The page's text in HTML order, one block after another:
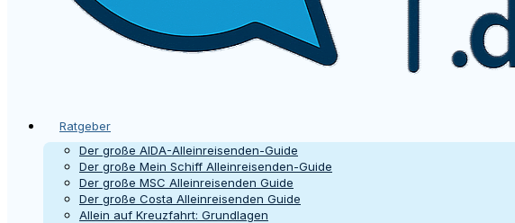
Ratgeber
Der große AIDA-Alleinreisenden-Guide
Der große Mein Schiff Alleinreisenden-Guide
Der große MSC Alleinreisenden Guide
Der große Costa Alleinreisenden Guide
Allein auf Kreuzfahrt: Grundlagen